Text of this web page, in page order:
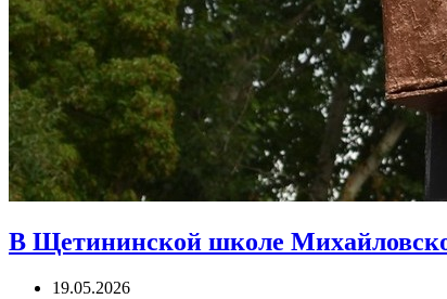
В Щетининской школе
19.05.2026